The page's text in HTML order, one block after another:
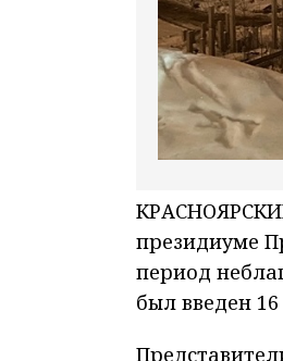
президиуме
период
был введен 16